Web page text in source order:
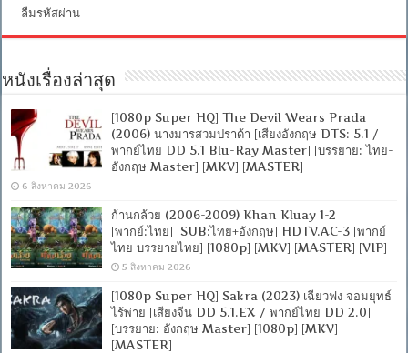
ลืมรหัสผ่าน
หนังเรื่องล่าสุด
[1080p Super HQ] The Devil Wears Prada
(2006) นางมารสวมปราด้า [เสียงอังกฤษ DTS: 5.1 /
พากย์ไทย DD 5.1 Blu-Ray Master] [บรรยาย: ไทย-
อังกฤษ Master] [MKV] [MASTER]
6 สิงหาคม 2026
ก้านกล้วย (2006-2009) Khan Kluay 1-2
[พากย์:ไทย] [SUB:ไทย+อังกฤษ] HDTV.AC-3 [พากย์
ไทย บรรยายไทย] [1080p] [MKV] [MASTER] [VIP]
5 สิงหาคม 2026
[1080p Super HQ] Sakra (2023) เฉียวฟง จอมยุทธ์
ไร้พ่าย [เสียงจีน DD 5.1.EX / พากย์ไทย DD 2.0]
[บรรยาย: อังกฤษ Master] [1080p] [MKV]
[MASTER]